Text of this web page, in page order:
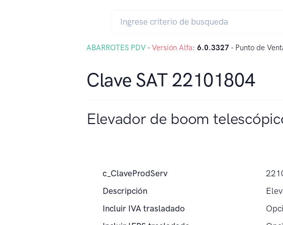
ABARROTES PDV -Versión Alfa: 6.0.3327 - Punto de
Clave SAT 22101804
Elevador de boom
c_ClaveProdServ
Descripción
Incluir IVA trasladado